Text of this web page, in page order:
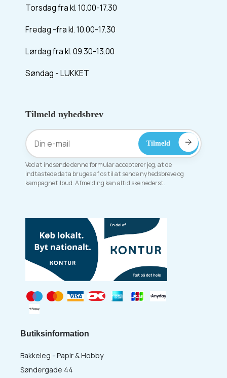
Torsdag fra kl. 10.00-17.30
Fredag -fra kl. 10.00-17.30
Lørdag fra kl. 09.30-13.00
Søndag - LUKKET
Tilmeld nyhedsbrev
Ved at indsende denne formular accepterer jeg, at de
indtastede data bruges af os til at sende nyhedsbreve og
kampagnetilbud. Afmelding kan altid ske nederst.
Butiksinformation
Bakkeleg - Papir & Hobby
Søndergade 44